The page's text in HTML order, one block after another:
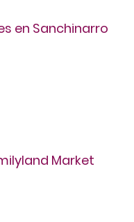
en Sanchinarro
Market